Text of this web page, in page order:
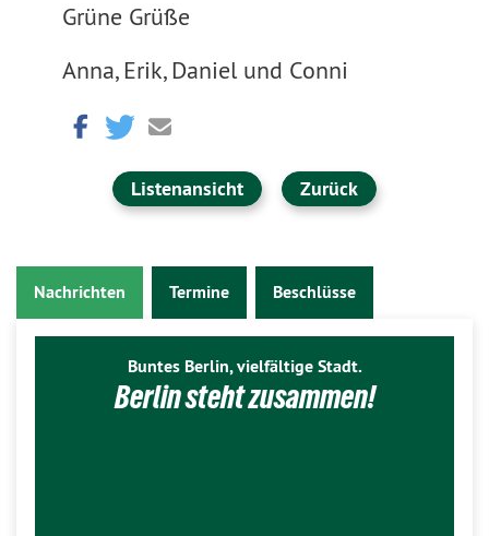
Grüne Grüße
Anna, Erik, Daniel und Conni
Listenansicht Zurück
Nachrichten Termine Beschlüsse
Buntes Berlin, vielfältige Stadt.
Berlin steht zusammen!